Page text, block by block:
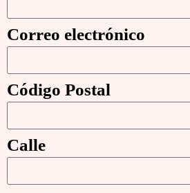
Correo electrónico
Código Postal
Calle